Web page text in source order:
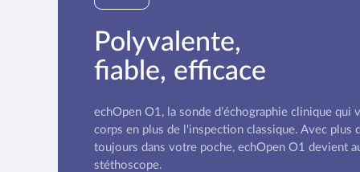
Polyvalente,
fiable, efficace
echOpen O1, la sonde d’échographie clinique
corps en plus de l'inspection classique. Avec plus
toujours dans votre poche, echOpen O1 devient
stéthoscope.